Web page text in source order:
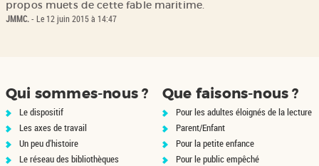
JMMC. - Le 12 juin 2015 à 14:47
Qui sommes-nous ?
Le dispositif
Les axes de travail
Un peu d'histoire
Le réseau des bibliothèques
Que faisons-nous ?
Pour les adultes éloignés de la lecture
Parent/Enfant
Pour la petite enfance
Pour le public empêché